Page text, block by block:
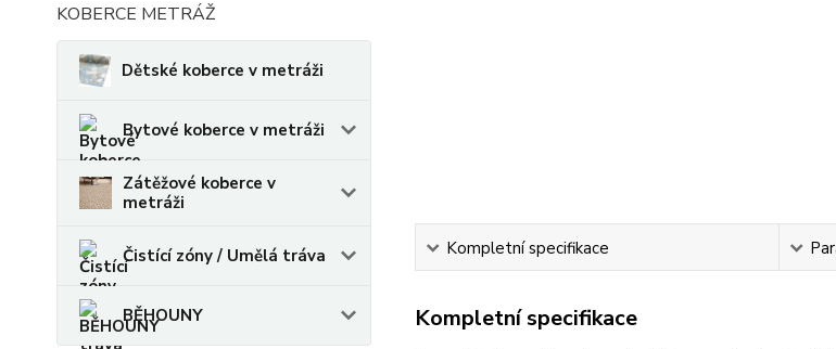
KOBERCE METRÁŽ
Dětské koberce v metráži
Bytové koberce v metráži
Zátěžové koberce v
metráži
Čistící zóny / Umělá tráva
BĚHOUNY
Kompletní specifikace
Kompletní specifikace